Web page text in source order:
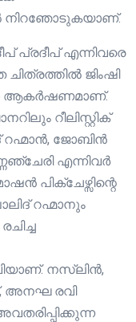
നിറഞോടുകയാണ്.
പ്രദീപ് എന്നിവരെ
ജിംഷി
ആകർഷണമാണ്.
റീലിസ്റ്റിക്
റഹ്മാൻ, ജോബിൻ
എന്നിവർ
പിക്ചേഴ്സിന്റെ
റഹ്മാനും
നസ്ലിൻ,
അനഘ രവി